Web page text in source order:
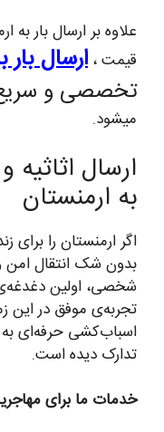
علاوه بر ارسال بار
قیمت ، ارسال بار
تخصصی و
میشود.
ارسال اثاثیه
به ارمنستان
اگر ارمنستان را برای
بدون شک انتقال امن
شخصی، اولین
تجربه‌ی موفق در این
اسباب‌کشی حرفه‌ای به
تدارک دیده است.
خدمات ما برای